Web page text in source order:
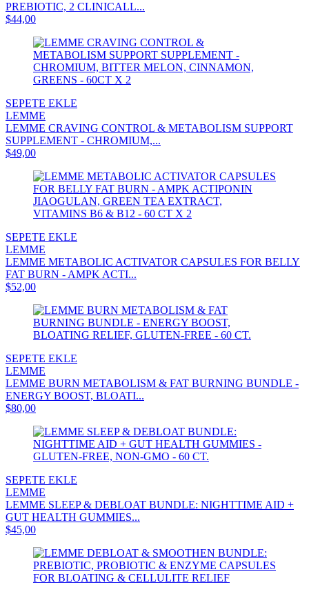
PREBIOTIC, 2 CLINICALL...
$44,00
SEPETE EKLE
LEMME
LEMME CRAVING CONTROL & METABOLISM SUPPORT
SUPPLEMENT - CHROMIUM,...
$49,00
SEPETE EKLE
LEMME
LEMME METABOLIC ACTIVATOR CAPSULES FOR BELLY
FAT BURN - AMPK ACTI...
$52,00
SEPETE EKLE
LEMME
LEMME BURN METABOLISM & FAT BURNING BUNDLE -
ENERGY BOOST, BLOATI...
$80,00
SEPETE EKLE
LEMME
LEMME SLEEP & DEBLOAT BUNDLE: NIGHTTIME AID +
GUT HEALTH GUMMIES...
$45,00